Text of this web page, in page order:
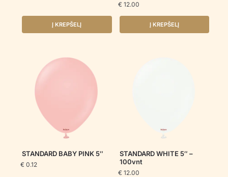
Į KREPŠELĮ
€ 12.00
Į KREPŠELĮ
STANDARD BABY PINK 5″
€ 0.12
STANDARD WHITE 5″ –
100vnt
€ 12.00